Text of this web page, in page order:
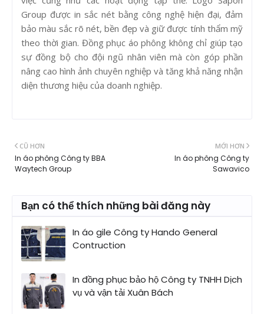
Group được in sắc nét bằng công nghệ hiện đại, đảm
bảo màu sắc rõ nét, bền đẹp và giữ được tính thẩm mỹ
theo thời gian. Đồng phục áo phông không chỉ giúp tạo
sự đồng bộ cho đội ngũ nhân viên mà còn góp phần
nâng cao hình ảnh chuyên nghiệp và tăng khả năng nhận
diện thương hiệu của doanh nghiệp.
MỚI HƠN
In áo phông Công ty
Sawavico
CŨ HƠN
In áo phông Công ty BBA
Waytech Group
Bạn có thể thích những bài đăng này
In áo gile Công ty Hando General
Contruction
In đồng phục bảo hộ Công ty TNHH Dịch
vụ và vận tải Xuân Bách